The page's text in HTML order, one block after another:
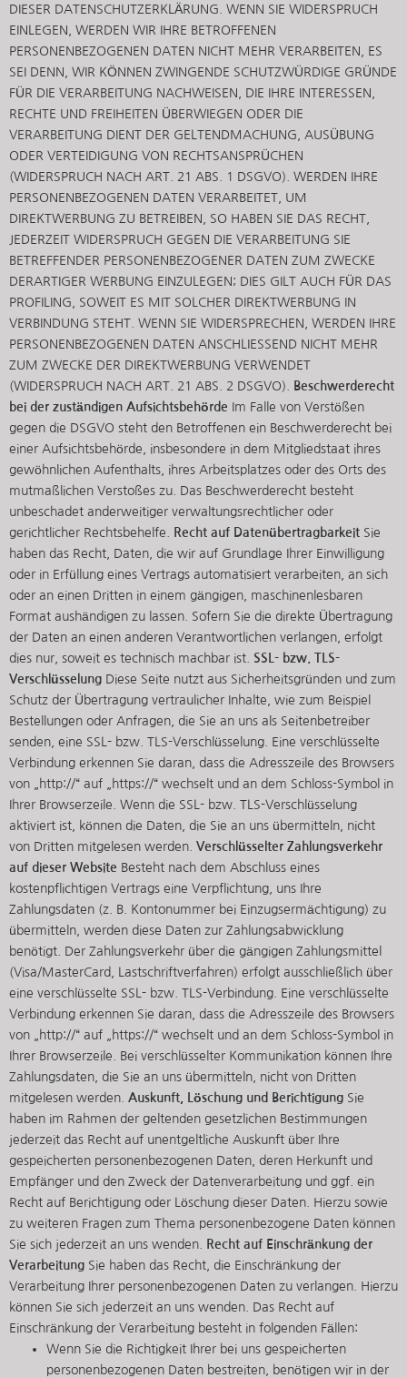
DIESER DATENSCHUTZERKLÄRUNG. WENN SIE WIDERSPRUCH
EINLEGEN, WERDEN WIR IHRE BETROFFENEN
PERSONENBEZOGENEN DATEN NICHT MEHR VERARBEITEN, ES
SEI DENN, WIR KÖNNEN ZWINGENDE SCHUTZWÜRDIGE GRÜNDE
FÜR DIE VERARBEITUNG NACHWEISEN, DIE IHRE INTERESSEN,
RECHTE UND FREIHEITEN ÜBERWIEGEN ODER DIE
VERARBEITUNG DIENT DER GELTENDMACHUNG, AUSÜBUNG
ODER VERTEIDIGUNG VON RECHTSANSPRÜCHEN
(WIDERSPRUCH NACH ART. 21 ABS. 1 DSGVO). WERDEN IHRE
PERSONENBEZOGENEN DATEN VERARBEITET, UM
DIREKTWERBUNG ZU BETREIBEN, SO HABEN SIE DAS RECHT,
JEDERZEIT WIDERSPRUCH GEGEN DIE VERARBEITUNG SIE
BETREFFENDER PERSONENBEZOGENER DATEN ZUM ZWECKE
DERARTIGER WERBUNG EINZULEGEN; DIES GILT AUCH FÜR DAS
PROFILING, SOWEIT ES MIT SOLCHER DIREKTWERBUNG IN
VERBINDUNG STEHT. WENN SIE WIDERSPRECHEN, WERDEN IHRE
PERSONENBEZOGENEN DATEN ANSCHLIESSEND NICHT MEHR
ZUM ZWECKE DER DIREKTWERBUNG VERWENDET
(WIDERSPRUCH NACH ART. 21 ABS. 2 DSGVO).
Beschwerde­recht
bei der zuständigen Aufsichts­behörde Im Falle von Verstößen
gegen die DSGVO steht den Betroffenen ein Beschwerderecht bei
einer Aufsichtsbehörde, insbesondere in dem Mitgliedstaat ihres
gewöhnlichen Aufenthalts, ihres Arbeitsplatzes oder des Orts des
mutmaßlichen Verstoßes zu. Das Beschwerderecht besteht
unbeschadet anderweitiger verwaltungsrechtlicher oder
gerichtlicher Rechtsbehelfe.
Recht auf Daten­übertrag­barkeit Sie
haben das Recht, Daten, die wir auf Grundlage Ihrer Einwilligung
oder in Erfüllung eines Vertrags automatisiert verarbeiten, an sich
oder an einen Dritten in einem gängigen, maschinenlesbaren
Format aushändigen zu lassen. Sofern Sie die direkte Übertragung
der Daten an einen anderen Verantwortlichen verlangen, erfolgt
dies nur, soweit es technisch machbar ist. SSL- bzw. TLS-
Verschlüsselung Diese Seite nutzt aus Sicherheitsgründen und zum
Schutz der Übertragung vertraulicher Inhalte, wie zum Beispiel
Bestellungen oder Anfragen, die Sie an uns als Seitenbetreiber
senden, eine SSL- bzw. TLS-Verschlüsselung. Eine verschlüsselte
Verbindung erkennen Sie daran, dass die Adresszeile des Browsers
von „http://“ auf „https://“ wechselt und an dem Schloss-Symbol in
Ihrer Browserzeile. Wenn die SSL- bzw. TLS-Verschlüsselung
aktiviert ist, können die Daten, die Sie an uns übermitteln, nicht
von Dritten mitgelesen werden. Verschlüsselter Zahlungsverkehr
auf dieser Website Besteht nach dem Abschluss eines
kostenpflichtigen Vertrags eine Verpflichtung, uns Ihre
Zahlungsdaten (z. B. Kontonummer bei Einzugsermächtigung) zu
übermitteln, werden diese Daten zur Zahlungsabwicklung
benötigt. Der Zahlungsverkehr über die gängigen Zahlungsmittel
(Visa/MasterCard, Lastschriftverfahren) erfolgt ausschließlich über
eine verschlüsselte SSL- bzw. TLS-Verbindung. Eine verschlüsselte
Verbindung erkennen Sie daran, dass die Adresszeile des Browsers
von „http://“ auf „https://“ wechselt und an dem Schloss-Symbol in
Ihrer Browserzeile. Bei verschlüsselter Kommunikation können Ihre
Zahlungsdaten, die Sie an uns übermitteln, nicht von Dritten
mitgelesen werden. Auskunft, Löschung und Berichtigung Sie
haben im Rahmen der geltenden gesetzlichen Bestimmungen
jederzeit das Recht auf unentgeltliche Auskunft über Ihre
gespeicherten personenbezogenen Daten, deren Herkunft und
Empfänger und den Zweck der Datenverarbeitung und ggf. ein
Recht auf Berichtigung oder Löschung dieser Daten. Hierzu sowie
zu weiteren Fragen zum Thema personenbezogene Daten können
Sie sich jederzeit an uns wenden.
Recht auf Einschränkung der
Verarbeitung Sie haben das Recht, die Einschränkung der
Verarbeitung Ihrer personenbezogenen Daten zu verlangen. Hierzu
können Sie sich jederzeit an uns wenden. Das Recht auf
Einschränkung der Verarbeitung besteht in folgenden Fällen:
Wenn Sie die Richtigkeit Ihrer bei uns gespeicherten
personenbezogenen Daten bestreiten, benötigen wir in der